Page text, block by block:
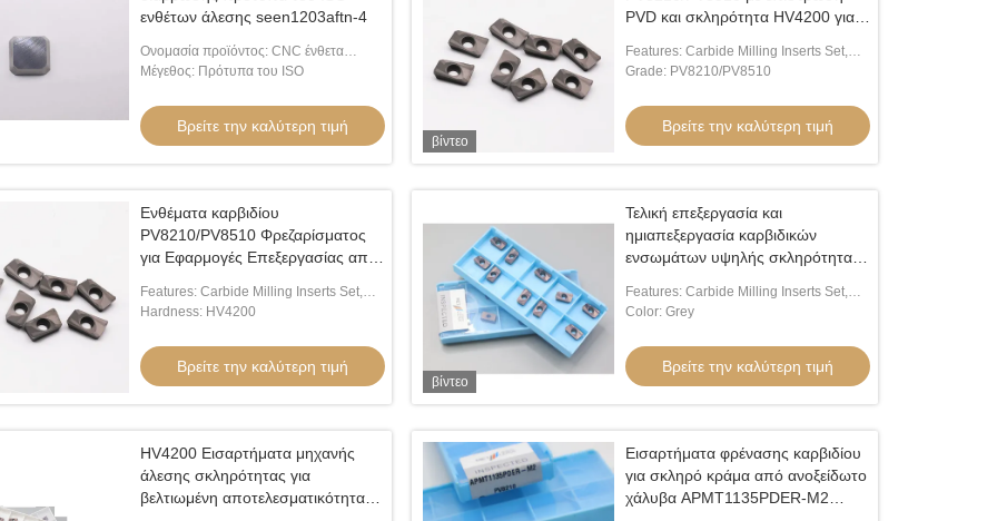
ενθέτων άλεσης seen1203aftn-4
Ονομασία προϊόντος: CNC ένθετα
άλεσης
Μέγεθος: Πρότυπα του ISO
Βρείτε την καλύτερη τιμή
βίντεο
PVD και σκληρότητα HV4200 για
Features: Carbide Milling Inserts Set,
High-Performance Milling Inserts For
Grade: PV8210/PV8510
Βρείτε την καλύτερη τιμή
Ενθέματα καρβιδίου
PV8210/PV8510 Φρεζαρίσματος
για Εφαρμογές Επεξεργασίας από
Features: Carbide Milling Inserts Set,
High-Performance Milling Inserts For
Hardness: HV4200
Βρείτε την καλύτερη τιμή
βίντεο
Τελική επεξεργασία και
ημιαπεξεργασία καρβιδικών
ενσωμάτων υψηλής σκληρότητας
PV8210/PV8510
Features: Carbide Milling Inserts Set,
High-Performance Milling Inserts For
Color: Grey
Βρείτε την καλύτερη τιμή
HV4200 Εισαρτήματα μηχανής
άλεσης σκληρότητας για
βελτιωμένη αποτελεσματικότητα
Εισαρτήματα φρένασης καρβιδίου
για σκληρό κράμα από ανοξείδωτο
χάλυβα APMT1135PDER-M2